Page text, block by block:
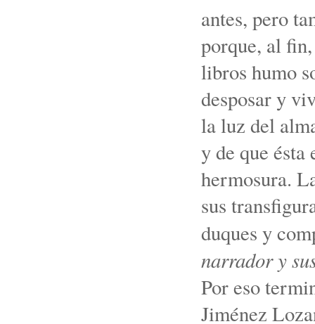
antes, pero
porque, al
libros humo
desposar y
la luz del
y de que
hermosura.
sus
duques y
narrador y
Por eso
Jiménez